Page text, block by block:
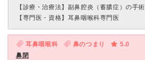
【診療・治療法】 副鼻腔炎（蓄膿症）の手術
【専門医・資格】 耳鼻咽喉科専門医
耳鼻咽喉科 鼻のつまり
5.0
鼻閉